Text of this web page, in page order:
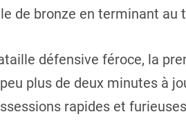
de bronze en terminant au
défensive féroce, la
plus de deux minutes à
rapides et